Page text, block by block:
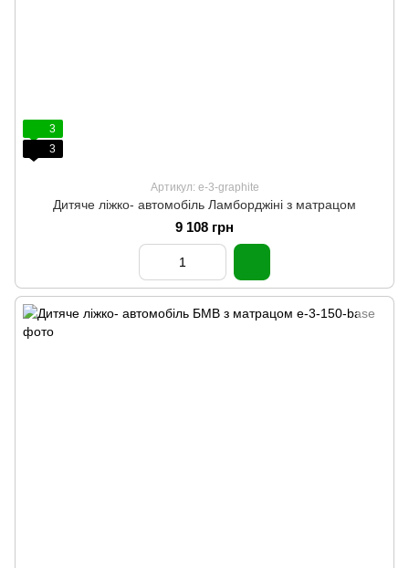
3
3
Артикул: e-3-graphite
Дитяче ліжко- автомобіль Ламборджіні з матрацом
9 108 грн